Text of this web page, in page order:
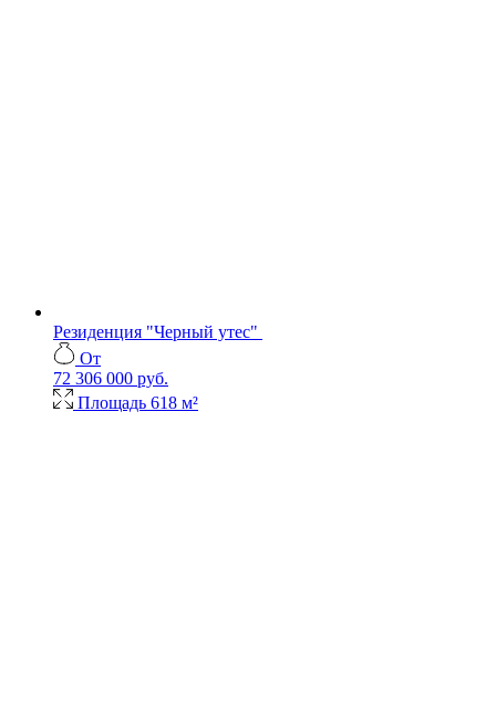
Резиденция "Черный утес"
От
72 306 000 руб.
Площадь 618 м²